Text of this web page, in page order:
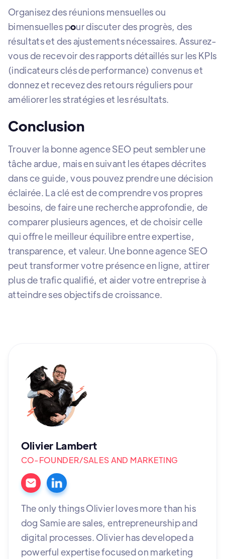
Organisez des réunions mensuelles ou
bimensuelles pour discuter des progrès, des
résultats et des ajustements nécessaires. Assurez-
vous de recevoir des rapports détaillés sur les KPIs
(indicateurs clés de performance) convenus et
donnez et recevez des retours réguliers pour
améliorer les stratégies et les résultats.
Conclusion
Trouver la bonne agence SEO peut sembler une
tâche ardue, mais en suivant les étapes décrites
dans ce guide, vous pouvez prendre une décision
éclairée. La clé est de comprendre vos propres
besoins, de faire une recherche approfondie, de
comparer plusieurs agences, et de choisir celle
qui offre le meilleur équilibre entre expertise,
transparence, et valeur. Une bonne agence SEO
peut transformer votre présence en ligne, attirer
plus de trafic qualifié, et aider votre entreprise à
atteindre ses objectifs de croissance.
Olivier Lambert
CO-FOUNDER/SALES AND MARKETING
The only things Olivier loves more than his
dog Samie are sales, entrepreneurship and
digital processes. Olivier has developed a
powerful expertise focused on marketing